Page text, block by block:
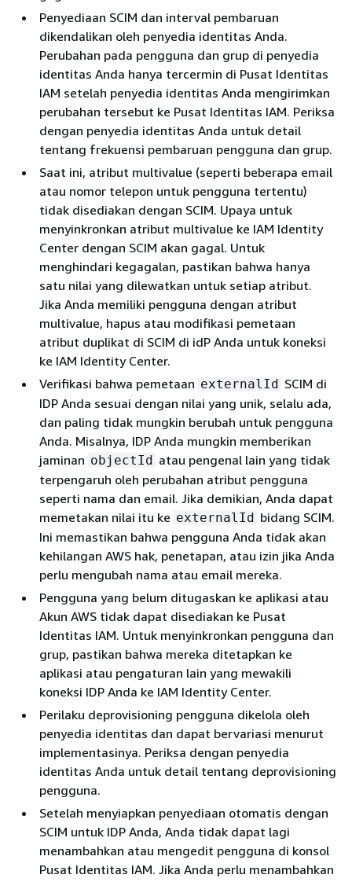
Penyediaan SCIM dan interval pembaruan
dikendalikan oleh penyedia identitas Anda.
Perubahan pada pengguna dan grup di penyedia
identitas Anda hanya tercermin di Pusat Identitas
IAM setelah penyedia identitas Anda mengirimkan
perubahan tersebut ke Pusat Identitas IAM. Periksa
dengan penyedia identitas Anda untuk detail
tentang frekuensi pembaruan pengguna dan grup.
Saat ini, atribut multivalue (seperti beberapa email
atau nomor telepon untuk pengguna tertentu)
tidak disediakan dengan SCIM. Upaya untuk
menyinkronkan atribut multivalue ke IAM Identity
Center dengan SCIM akan gagal. Untuk
menghindari kegagalan, pastikan bahwa hanya
satu nilai yang dilewatkan untuk setiap atribut.
Jika Anda memiliki pengguna dengan atribut
multivalue, hapus atau modifikasi pemetaan
atribut duplikat di SCIM di idP Anda untuk koneksi
ke IAM Identity Center.
Verifikasi bahwa pemetaan externalId SCIM di
IDP Anda sesuai dengan nilai yang unik, selalu ada,
dan paling tidak mungkin berubah untuk pengguna
Anda. Misalnya, IDP Anda mungkin memberikan
jaminan objectId atau pengenal lain yang tidak
terpengaruh oleh perubahan atribut pengguna
seperti nama dan email. Jika demikian, Anda dapat
memetakan nilai itu ke externalId bidang SCIM.
Ini memastikan bahwa pengguna Anda tidak akan
kehilangan AWS hak, penetapan, atau izin jika Anda
perlu mengubah nama atau email mereka.
Pengguna yang belum ditugaskan ke aplikasi atau
Akun AWS tidak dapat disediakan ke Pusat
Identitas IAM. Untuk menyinkronkan pengguna dan
grup, pastikan bahwa mereka ditetapkan ke
aplikasi atau pengaturan lain yang mewakili
koneksi IDP Anda ke IAM Identity Center.
Perilaku deprovisioning pengguna dikelola oleh
penyedia identitas dan dapat bervariasi menurut
implementasinya. Periksa dengan penyedia
identitas Anda untuk detail tentang deprovisioning
pengguna.
Setelah menyiapkan penyediaan otomatis dengan
SCIM untuk IDP Anda, Anda tidak dapat lagi
menambahkan atau mengedit pengguna di konsol
Pusat Identitas IAM. Jika Anda perlu menambahkan